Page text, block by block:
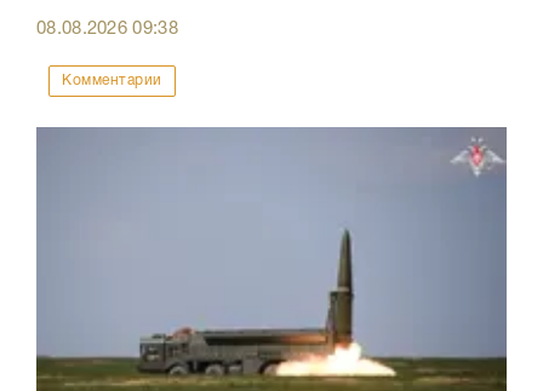
08.08.202609:38
Комментарии